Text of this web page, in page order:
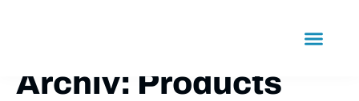
Archiv: Products